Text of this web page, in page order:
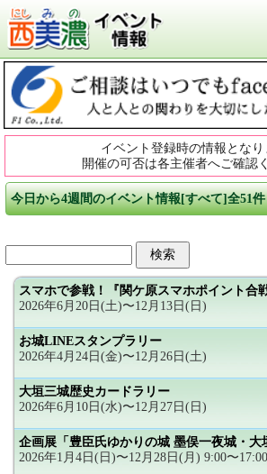
イベント登録時の情報となり
開催の可否は各主催者へご確認
今日から4週間のイベント情報[すべて]全
スマホで参戦！『関ケ原スマホポイント合戦
2026年6月20日(土)〜12月13日(日)
お城LINEスタンプラリー
2026年4月24日(金)〜12月26日(土)
大垣三城歴史カードラリー
2026年6月10日(水)〜12月27日(日)
企画展「豊臣氏ゆかりの城 墨俣一夜城・大
2026年1月4日(日)〜12月28日(月) 9:00〜17:00